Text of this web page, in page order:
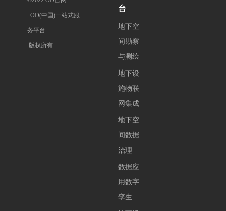
_OD(中国)一站式服
务平台
版权所有
地下空
间勘察
与测绘
地下设
施物联
网集成
地下空
间数据
治理
数据应
用数字
孪生